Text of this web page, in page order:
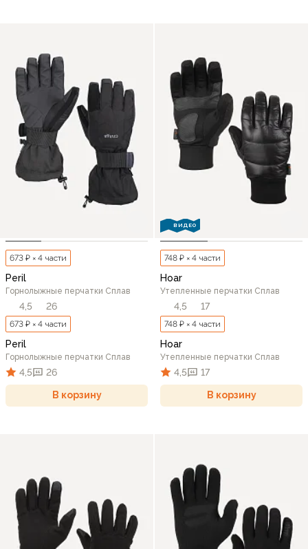
673 ₽ × 4 части
Peril
Горнолыжные перчатки Сплав
4,5 26
673 ₽ × 4 части
Peril
Горнолыжные перчатки Сплав
4,5 26
В корзину
ВИДЕО
748 ₽ × 4 части
Hoar
Утепленные перчатки Сплав
4,5 17
748 ₽ × 4 части
Hoar
Утепленные перчатки Сплав
4,5 17
В корзину